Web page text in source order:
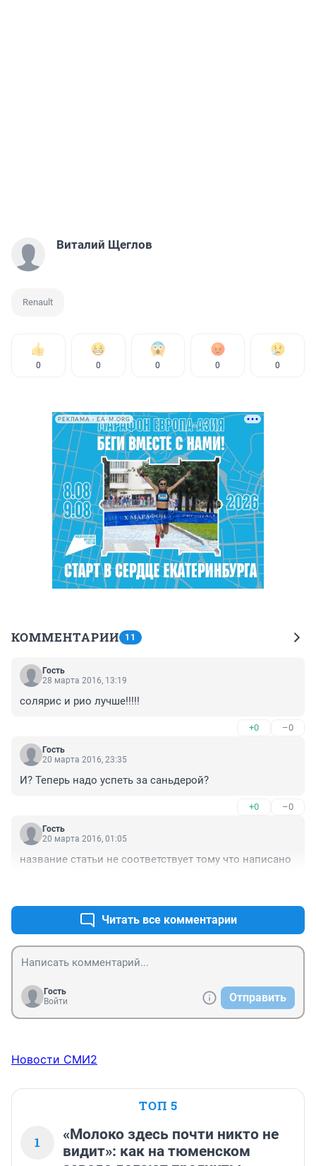
Виталий Щеглов
Renault
0 0 0 0 0
РЕКЛАМА • EA-M.ORG
КОММЕНТАРИИ 11
Гость
28 марта 2016, 13:19
солярис и рио лучше!!!!!
+0 –0
Гость
20 марта 2016, 23:35
И? Теперь надо успеть за саньдерой?
+0 –0
Гость
20 марта 2016, 01:05
название статьи не соответствует тому что написано
Читать все комментарии
Гость
Войти
Отправить
Новости СМИ2
ТОП 5
1
«Молоко здесь почти никто не
видит»: как на тюменском